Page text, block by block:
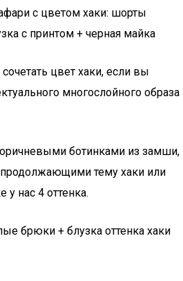
с цветом хаки: шорты
с принтом + черная майка
цвет хаки, если вы
многослойного образа
ботинками из замши,
продолжающими тему хаки или
у нас 4 оттенка.
брюки + блузка оттенка хаки